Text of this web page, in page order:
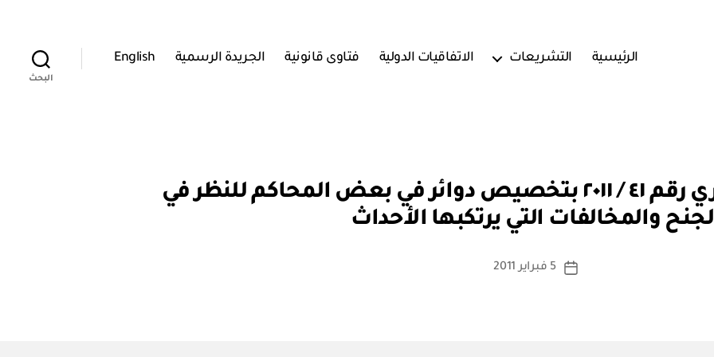
الرئيسية التشريعات الاتفاقيات الدولية فتاوى قانونية الجريدة الرسمية English
البحث
وزارة العدل: قرار وزاري رقم ٤١ / ٢٠١١ بتخصيص دوائر في بعض المحاكم للنظر في
والمخالفات التي يرتكبها الأحداث
كاتب
ا
س
ة
تاريخ
5 فبراير 2011